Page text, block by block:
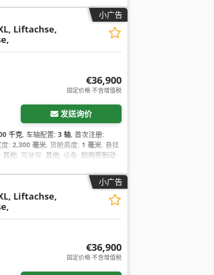
小广告
Liftachse,
€36,900
固定价格 不含增值税
发送询价
千克, 车轴配置: 3 轴, 首次注册:
: 2,300 毫米, 货舱高度: 1 毫米, 悬挂
其他, 驾驶室: 其他, 设备: 防抱死制动
小广告
Liftachse,
€36,900
固定价格 不含增值税